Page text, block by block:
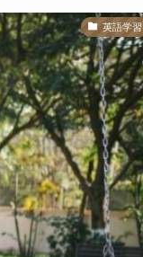
英語学習